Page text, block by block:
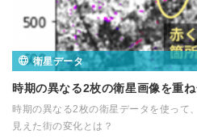
衛星データ
時期の異なる2枚の衛星画像を重
時期の異なる2枚の衛星データを使って
見えた街の変化とは？